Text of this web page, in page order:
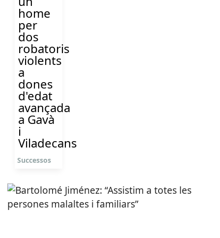
home
per
dos
robatoris
violents
a
dones
d'edat
avançada
a Gavà
i
Viladecans
Successos